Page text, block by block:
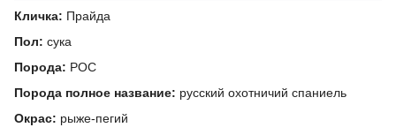
Кличка: Прайда
Пол: сука
Порода: РОС
Порода полное название: русский охотничий спаниель
Окрас: рыже-пегий